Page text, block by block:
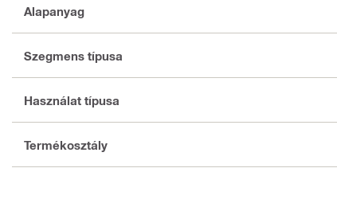
Alapanyag
Szegmens típusa
Használat típusa
Termékosztály